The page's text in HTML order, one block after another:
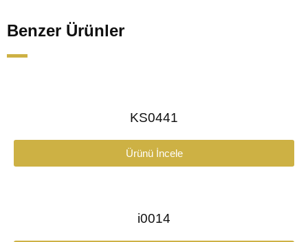
Benzer Ürünler
KS0441
Ürünü İncele
i0014